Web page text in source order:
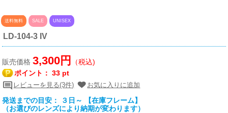
送料無料 SALE UNISEX
LD-104-3 IV
販売価格3,300円
（税込)
ポイント：33 pt
レビューを見る(3件) お気に入りに追加
発送までの目安： ３日～ 【在庫フレーム】
（お選びのレンズにより納期が変わります）